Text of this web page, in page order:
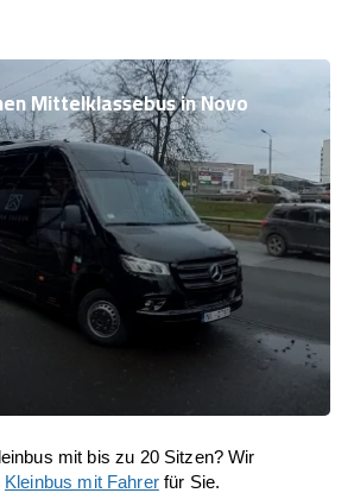
Mittelklassebus in Novo
mit bis zu 20 Sitzen? Wir
Kleinbus mit Fahrerfür Sie.